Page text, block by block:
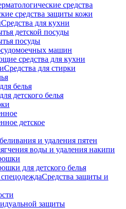
средства
средства защиты кожи
Средства для кухни
детской посуды
посуды
машин
средства для кухни
Средства для стирки
белья
детского белья
детское
и удаления пятен
воды и удаления накипи
для детского белья
Средства защиты и
защиты